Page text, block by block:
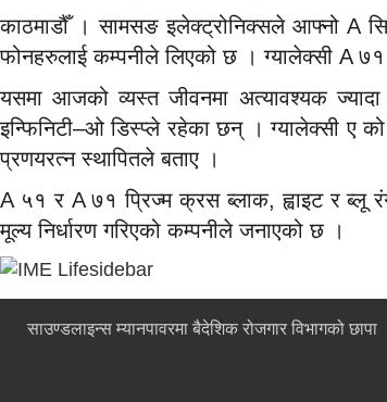
काठमाडौँ । सामसङ इलेक्ट्रोनिक्सले आफ्नो A
फोनहरुलाई कम्पनीले लिएको छ । ग्यालेक्सी A ७१
यसमा आजको व्यस्त जीवनमा अत्यावश्यक
इन्फिनिटी–ओ डिस्प्ले रहेका छन् । ग्यालेक्सी ए
प्रणयरत्न स्थापितले बताए ।
A ५१ र A ७१ प्रिज्म क्रस ब्लाक, ह्वाइट र
मूल्य निर्धारण गरिएको कम्पनीले जनाएको छ ।
साउण्डलाइन्स म्यानपावरमा बैदेशिक रोजगार विभागको छापा